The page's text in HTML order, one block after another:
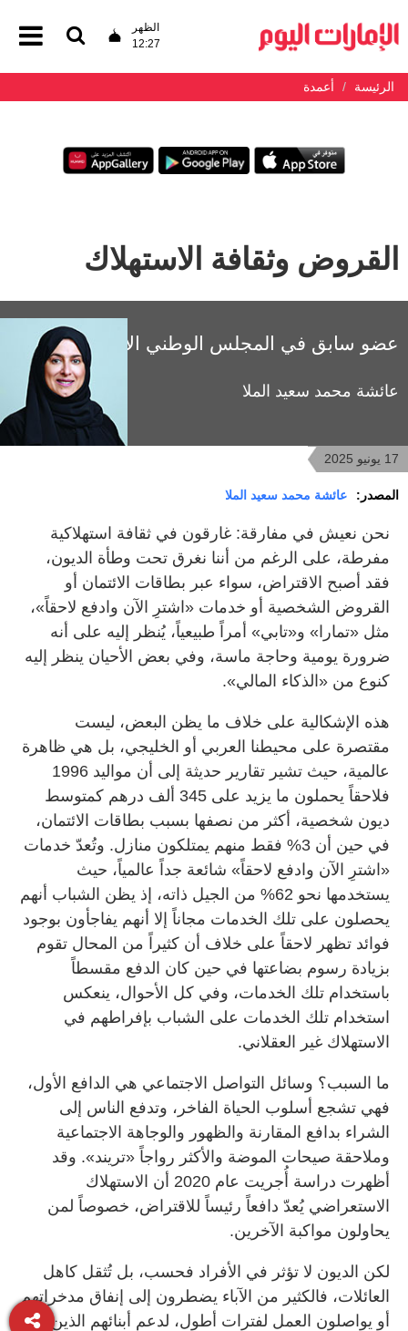
الظهر
12:27
الرئيسة أعمدة
القروض وثقافة الاستهلاك
عضو سابق في المجلس الوطني الاتحادي
عائشة محمد سعيد الملا
17 يونيو 2025
المصدر: عائشة محمد سعيد الملا
نحن نعيش في مفارقة: غارقون في ثقافة استهلاكية
مفرطة، على الرغم من أننا نغرق تحت وطأة الديون،
فقد أصبح الاقتراض، سواء عبر بطاقات الائتمان أو
القروض الشخصية أو خدمات «اشترِ الآن وادفع لاحقاً»،
مثل «تمارا» و«تابي» أمراً طبيعياً، يُنظر إليه على أنه
ضرورة يومية وحاجة ماسة، وفي بعض الأحيان ينظر إليه
كنوع من «الذكاء المالي».
هذه الإشكالية على خلاف ما يظن البعض، ليست
مقتصرة على محيطنا العربي أو الخليجي، بل هي ظاهرة
عالمية، حيث تشير تقارير حديثة إلى أن مواليد 1996
فلاحقاً يحملون ما يزيد على 345 ألف درهم كمتوسط
ديون شخصية، أكثر من نصفها بسبب بطاقات الائتمان،
في حين أن 3% فقط منهم يمتلكون منازل. وتُعدّ خدمات
«اشترِ الآن وادفع لاحقاً» شائعة جداً عالمياً، حيث
يستخدمها نحو 62% من الجيل ذاته، إذ يظن الشباب أنهم
يحصلون على تلك الخدمات مجاناً إلا أنهم يفاجأون بوجود
فوائد تظهر لاحقاً على خلاف أن كثيراً من المحال تقوم
بزيادة رسوم بضاعتها في حين كان الدفع مقسطاً
باستخدام تلك الخدمات، وفي كل الأحوال، ينعكس
استخدام تلك الخدمات على الشباب بإفراطهم في
الاستهلاك غير العقلاني.
ما السبب؟ وسائل التواصل الاجتماعي هي الدافع الأول،
فهي تشجع أسلوب الحياة الفاخر، وتدفع الناس إلى
الشراء بدافع المقارنة والظهور والوجاهة الاجتماعية
وملاحقة صيحات الموضة والأكثر رواجاً «تريند». وقد
أظهرت دراسة أُجريت عام 2020 أن الاستهلاك
الاستعراضي يُعدّ دافعاً رئيساً للاقتراض، خصوصاً لمن
يحاولون مواكبة الآخرين.
لكن الديون لا تؤثر في الأفراد فحسب، بل تُثقل كاهل
العائلات، فالكثير من الآباء يضطرون إلى إنفاق مدخراتهم
أو يواصلون العمل لفترات أطول، لدعم أبنائهم الذين